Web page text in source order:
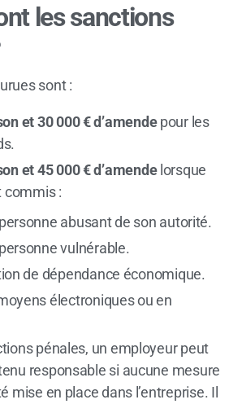
les sanctions
sont :
et 30 000 € d’amendepour les
et 45 000 € d’amendelorsque
commis :
abusant de son autorité.
vulnérable.
de dépendance économique.
électroniques ou en
pénales, un employeur peut
responsable si aucune mesure
mise en place dans l’entreprise. Il